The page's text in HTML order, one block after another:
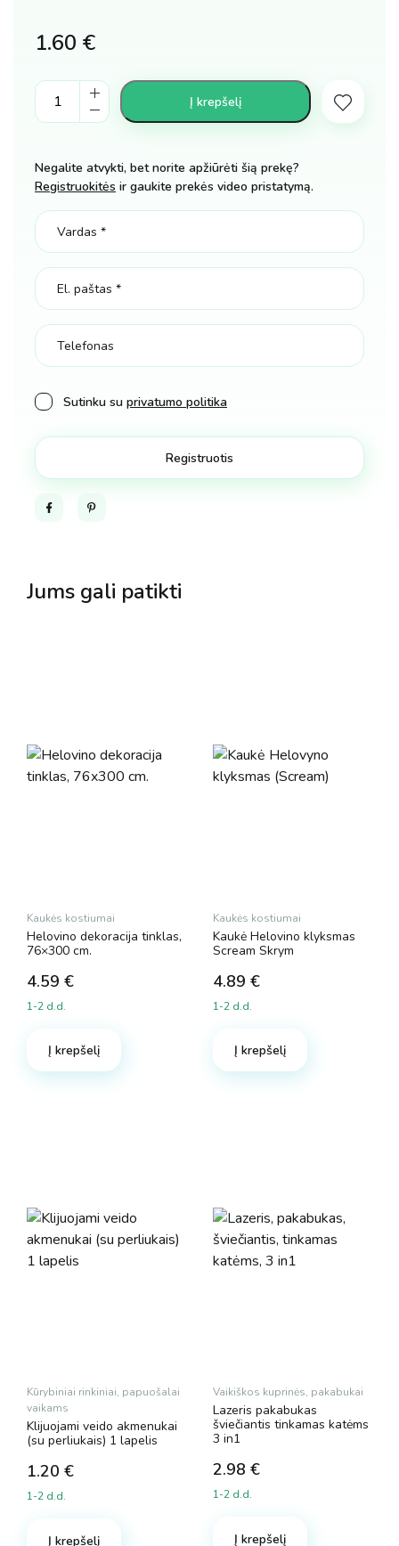
1.60 €
Helovino
dekoracija
20
cm.
skersmuo
kiekis
Į krepšelį
Negalite atvykti, bet norite apžiūrėti šią prekę?
Registruokitės ir gaukite prekės video pristatymą.
Sutinku su privatumo politika
FacebookPinterest
Jums gali patikti
Kaukės kostiumai
Helovino dekoracija tinklas,
76×300 cm.
4.59 €
1-2 d.d.
Į krepšelį
Kaukės kostiumai
Kaukė Helovino klyksmas
Scream Skrym
4.89 €
1-2 d.d.
Į krepšelį
Kūrybiniai rinkiniai, papuošalai
vaikams
Klijuojami veido akmenukai
(su perliukais) 1 lapelis
1.20 €
1-2 d.d.
Į krepšelį
Vaikiškos kuprinės, pakabukai
Lazeris pakabukas
šviečiantis tinkamas katėms
3 in1
2.98 €
1-2 d.d.
Į krepšelį